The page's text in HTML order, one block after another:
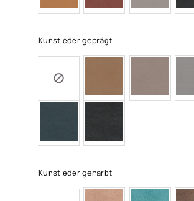
Kunstleder geprägt
Kunstleder genarbt